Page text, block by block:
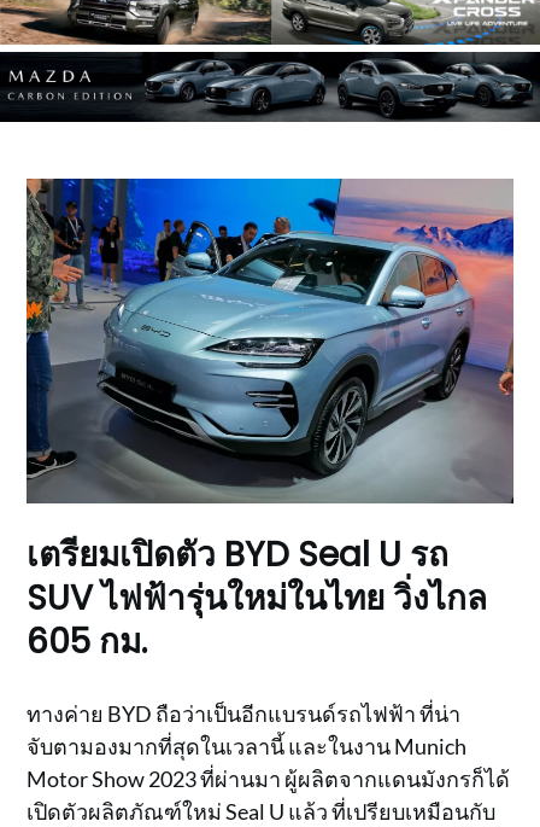
เตรียมเปิดตัว BYD Seal U รถ
SUV ไฟฟ้ารุ่นใหม่ในไทย วิ่งไกล
605 กม.
ทางค่าย BYD ถือว่าเป็นอีกแบรนด์รถไฟฟ้า ที่น่า
จับตามองมากที่สุดในเวลานี้ และในงาน Munich
Motor Show 2023 ที่ผ่านมา ผู้ผลิตจากแดนมังกรก็ได้
เปิดตัวผลิตภัณฑ์ใหม่ Seal U แล้ว ที่เปรียบเหมือนกับ